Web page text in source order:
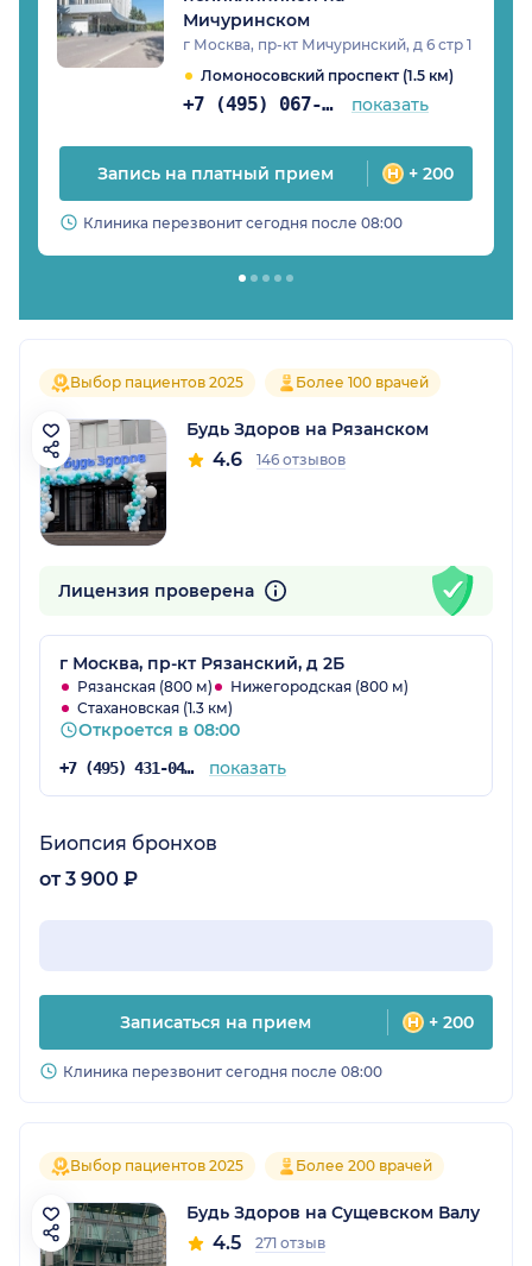
Мичуринском
г Москва, пр-кт Мичуринский, д 6 стр 1
Ломоносовский проспект (1.5 км)
+7 (495) 067-14-29 показать
Запись на платный прием + 200
Клиника перезвонит сегодня после 08:00
Выбор пациентов 2025 Более 100 врачей
Будь Здоров на Рязанском
4.6 146 отзывов
Лицензия проверена
г Москва, пр-кт Рязанский, д 2Б
Рязанская (800 м)
Нижегородская (800 м)
Стахановская (1.3 км)
Откроется в 08:00
+7 (495) 431-04-73 показать
Биопсия бронхов
от 3 900 ₽
Записаться на прием + 200
Клиника перезвонит сегодня после 08:00
Выбор пациентов 2025 Более 200 врачей
Будь Здоров на Сущевском Валу
4.5 271 отзыв